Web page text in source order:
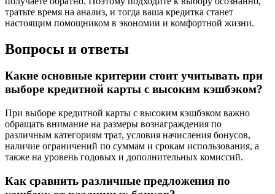
тратьте время на анализ, и тогда ваша кредитка станет
настоящим помощником в экономии и комфортной жизни.
Вопросы и ответы
Какие основные критерии стоит учитывать при
выборе кредитной карты с высоким кэшбэком?
При выборе кредитной карты с высоким кэшбэком важно
обращать внимание на размеры вознаграждения по
различным категориям трат, условия начисления бонусов,
наличие ограничений по суммам и срокам использования, а
также на уровень годовых и дополнительных комиссий.
Как сравнить различные предложения по